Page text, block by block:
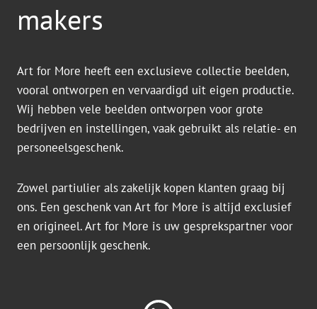
makers
Art for More heeft een exclusieve collectie beelden,
vooral ontworpen en vervaardigd uit eigen productie.
Wij hebben vele beelden ontworpen voor grote
bedrijven en instellingen, vaak gebruikt als relatie- en
personeelsgeschenk.
Zowel partiulier als zakelijk kopen klanten graag bij
ons. Een geschenk van Art for More is altijd exclusief
en origineel. Art for More is uw gesprekspartner voor
een persoonlijk geschenk.